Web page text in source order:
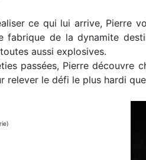
ce qui lui arrive, Pierre
fabrique de la dynamite
aussi explosives.
passées, Pierre découvre
relever le défi le plus hardi